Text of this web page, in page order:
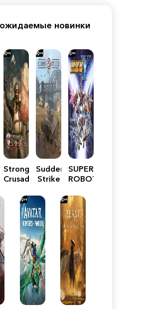
новинки
Stronghold
Crusader:
Edition
Sudden
Strike
SUPER
ROBOT
Y